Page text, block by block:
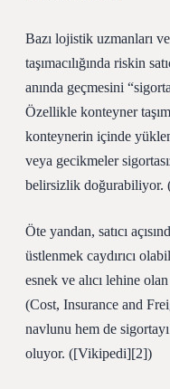
Bazı lojistik uzmanları
taşımacılığında riskin
anında geçmesini
Özellikle konteyner
konteynerin içinde
veya gecikmeler
belirsizlik
Öte yandan, satıcı
üstlenmek caydırıcı
esnek ve alıcı lehine
(Cost, Insurance and
navlunu hem de
oluyor. ([Vikipedi][2])